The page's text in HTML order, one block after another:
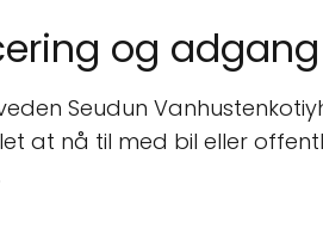
og adgang
Seudun
at nå til med bil eller